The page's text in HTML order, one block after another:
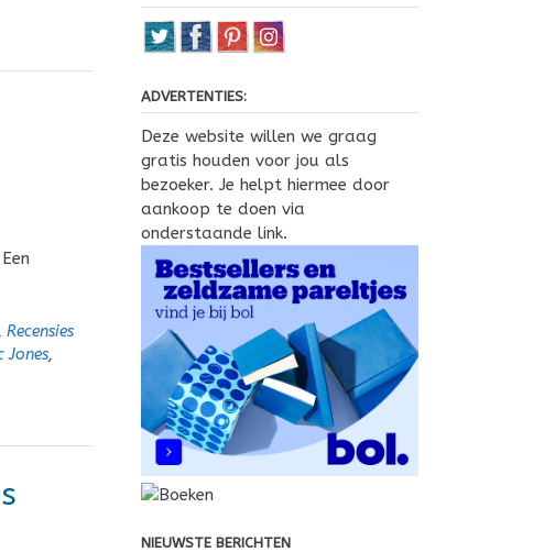
Recensies
Jones,
ADVERTENTIES:
Deze website willen we graag
gratis houden voor jou als
bezoeker. Je helpt hiermee door
aankoop te doen via
onderstaande link.
NIEUWSTE BERICHTEN